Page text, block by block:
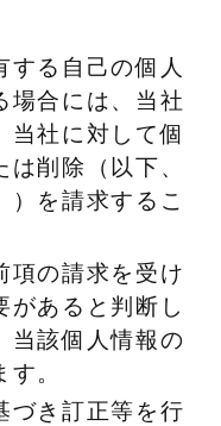
する自己の個人
場合には、当社
当社に対して個
削除（以下、
）を請求するこ
項の請求を受け
があると判断し
当該個人情報の
。
づき訂正等を行